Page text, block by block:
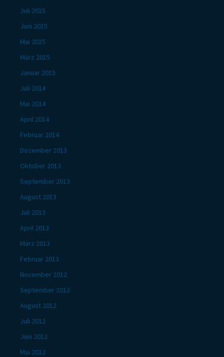
Juli 2015
Juni 2015
Mai 2015
März 2015
Januar 2015
Juli 2014
Mai 2014
April 2014
Februar 2014
Dezember 2013
Oktober 2013
September 2013
August 2013
Juli 2013
April 2013
März 2013
Februar 2013
November 2012
September 2012
August 2012
Juli 2012
Juni 2012
Mai 2012